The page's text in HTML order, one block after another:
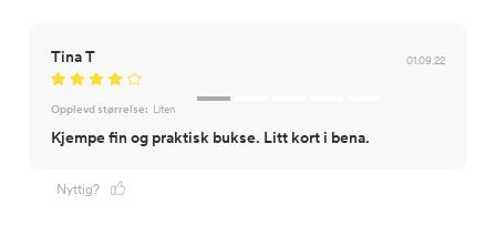
Tina T 01.09.22
Opplevd størrelse: Liten
Kjempe fin og praktisk bukse. Litt kort i bena.
Nyttig?